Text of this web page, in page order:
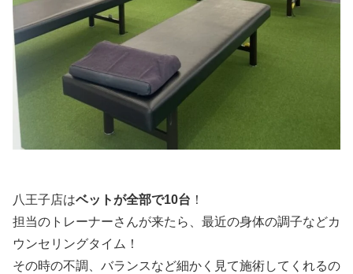
八王子店はベットが全部で10台 ！
担当のトレーナーさんが来たら、最近の身体の調子などカ
ウンセリングタイム！
その時の不調、バランスなど細かく見て施術してくれるの